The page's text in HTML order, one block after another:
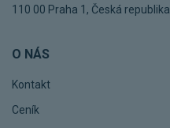
110 00 Praha 1, Česká republika
O NÁS
Kontakt
Ceník